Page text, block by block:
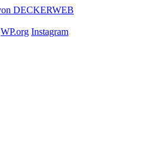
WP.org Instagram